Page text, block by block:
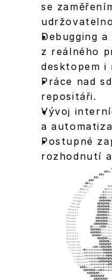
se
Debugging
z reálného
desktopem i
Práce nad
repositáři.
Vývoj
a
Postupné
rozhodnutí